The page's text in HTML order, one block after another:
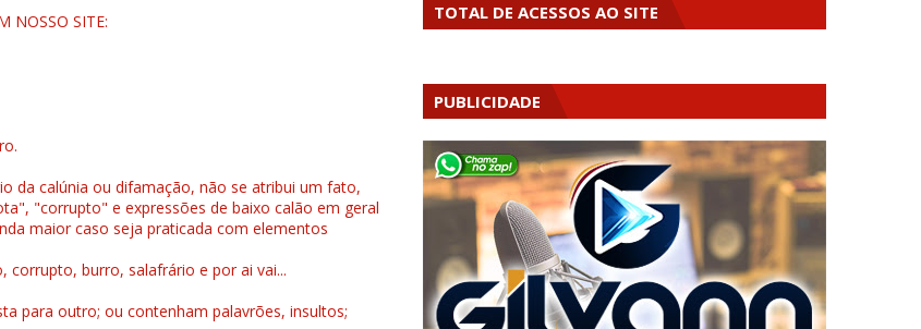
NOSSO SITE:
da calúnia ou difamação, não se atribui um fato,
"corrupto" e expressões de baixo calão em geral
maior caso seja praticada com elementos
corrupto, burro, salafrário e por ai vai...
para outro; ou contenham palavrões, insultos;
TOTAL DE ACESSOS AO SITE
PUBLICIDADE